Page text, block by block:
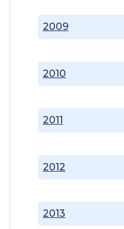
2009
2010
2011
2012
2013